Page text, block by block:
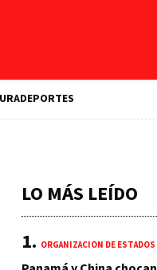
DEPORTES
LO MÁS LEÍDO